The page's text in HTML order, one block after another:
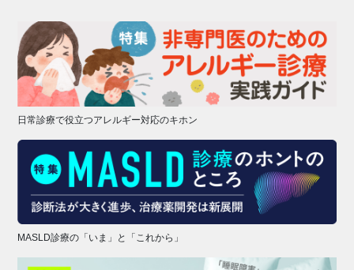
日常診療で役立つアレルギー対応のキホン
MASLD診療の「いま」と「これから」